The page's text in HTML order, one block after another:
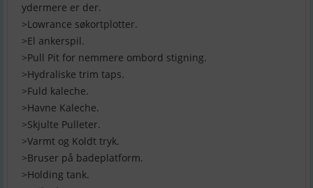
ydermere er der.
>Lowrance søkortplotter.
>El ankerspil.
>Pull Pit for nemmere ombord stigning.
>Hydraliske trim taps.
>Fuld kaleche.
>Havne Kaleche.
>Skjulte Pulleter.
>Varmt og Koldt tryk.
>Bruser på badeplatform.
>Holding tank.